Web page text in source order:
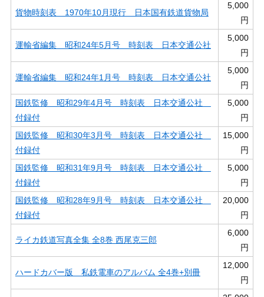
貨物時刻表 1970年10月現行 日本国有鉄道貨物局
5,000
円
運輸省編集 昭和24年5月号 時刻表 日本交通公社
5,000
円
運輸省編集 昭和24年1月号 時刻表 日本交通公社
5,000
円
国鉄監修 昭和29年4月号 時刻表 日本交通公社
付録付
5,000
円
国鉄監修 昭和30年3月号 時刻表 日本交通公社
付録付
15,000
円
国鉄監修 昭和31年9月号 時刻表 日本交通公社
付録付
5,000
円
国鉄監修 昭和28年9月号 時刻表 日本交通公社
付録付
20,000
円
ライカ鉄道写真全集 全8巻 西尾克三郎
6,000
円
ハードカバー版 私鉄電車のアルバム 全4巻+別冊
12,000
円